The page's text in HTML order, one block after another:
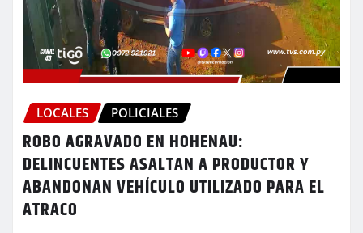
LOCALES POLICIALES
ROBO AGRAVADO EN HOHENAU:
DELINCUENTES ASALTAN A PRODUCTOR Y
ABANDONAN VEHÍCULO UTILIZADO PARA EL
ATRACO